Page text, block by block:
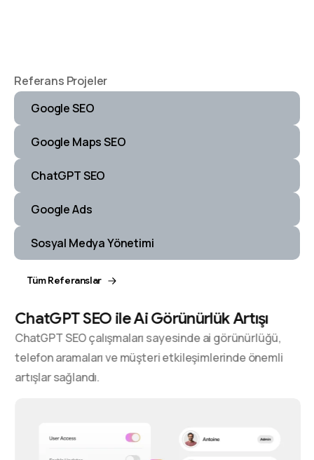
Referans Projeler
Google SEO
Google Maps SEO
ChatGPT SEO
Google Ads
Sosyal Medya Yönetimi
Tüm Referanslar
ChatGPT SEO ile Ai Görünürlük Artışı
ChatGPT SEO çalışmaları sayesinde ai görünürlüğü,
telefon aramaları ve müşteri etkileşimlerinde önemli
artışlar sağlandı.